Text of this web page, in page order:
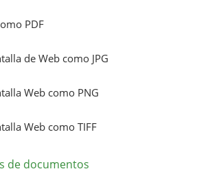
PDF
de Web como JPG
Web como PNG
Web como TIFF
de documentos